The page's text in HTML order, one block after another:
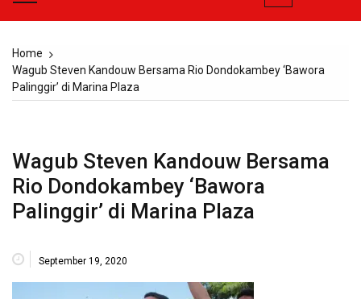
Home
Wagub Steven Kandouw Bersama Rio Dondokambey ‘Bawora
Palinggir’ di Marina Plaza
Wagub Steven Kandouw Bersama
Rio Dondokambey ‘Bawora
Palinggir’ di Marina Plaza
September 19, 2020